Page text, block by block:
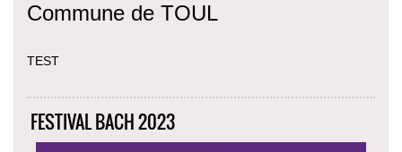
Commune de TOUL
TEST
FESTIVAL BACH 2023